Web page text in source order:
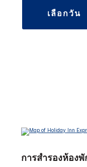
เลือกวัน
การสำรองห้องพั